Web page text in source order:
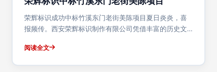
荣辉标识成功中标竹溪东门老街美陈项目夏日炎炎，喜
报频传。西安荣辉标识制作有限公司凭借丰富的历史文
省十堰市竹溪县"东门老街"美陈深化设计制作安装项目。
阅读全文